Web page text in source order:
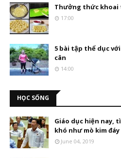
Thưởng thức khoai
17:00
5 bài tập thể dục
cân
14:00
HỌC SỐNG
Giáo dục hiện nay,
khó như mò kim đáy
June 04, 2019